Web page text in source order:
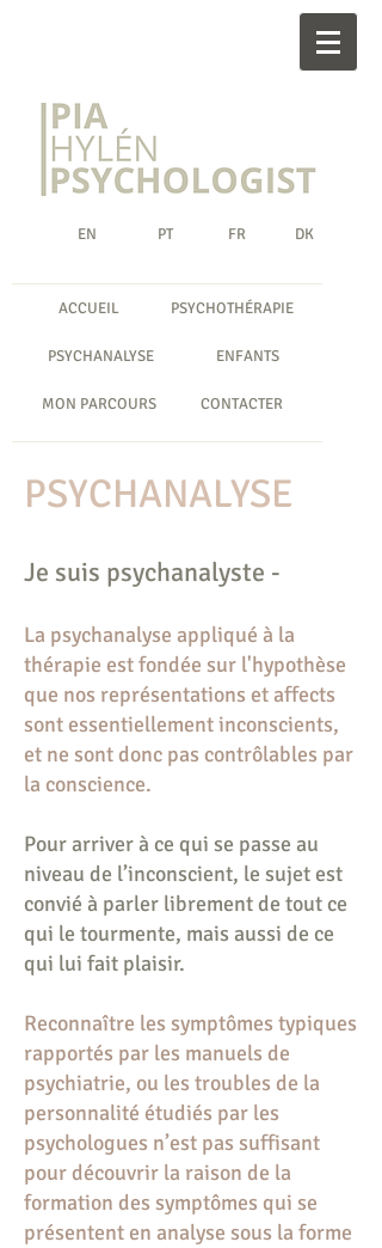
EN PT FR DK
ACCUEIL PSYCHOTHÉRAPIE
PSYCHANALYSE
MON PARCOURS
ENFANTS
CONTACTER
PSYCHANALYSE
Je suis psychanalyste -
La psychanalyse appliqué à la
thérapie est fondée sur l'hypothèse
que nos représentations et affects
sont essentiellement inconscients,
et ne sont donc pas contrôlables par
la conscience.
Pour arriver à ce qui se passe au
niveau de l’inconscient, le sujet est
convié à parler librement de tout ce
qui le tourmente, mais aussi de ce
qui lui fait plaisir.
Reconnaître les symptômes typiques
rapportés par les manuels de
psychiatrie, ou les troubles de la
personnalité étudiés par les
psychologues n’est pas suffisant
pour découvrir la raison de la
formation des symptômes qui se
présentent en analyse sous la forme